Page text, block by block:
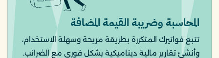
المحاسبة وضريبة القيمة المضافة
تتبع فواتيرك المتكررة بطريقة مريحة وسهلة الاستخدام،
وأنشئ تقارير مالية ديناميكية بشكل فوري مع الضرائب.